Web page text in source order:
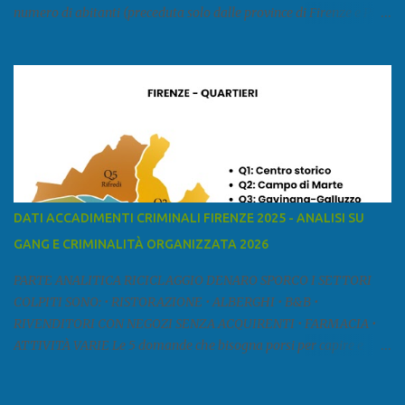
numero di abitanti (preceduta solo dalle province di Firenze e Pisa)
a est con le province di Pistoia e di Firenze, a sud con la provincia di
Lucca Ÿ la Versilia Ÿ la Media Valle del Serchio Ÿ la Garfagnana
Fonte: wikipedia Presenze mafiose e criminali (principali) Le
presenze mafiose in provincia sono assai rilevanti. Si segnala che
nella relazione del 2001 della Commissione parlamentare
Livorno e Lucca agiscono i clan dei Fedele...” Dalla ricerc...
DATI ACCADIMENTI CRIMINALI FIRENZE 2025 - ANALISI SU
GANG E CRIMINALITÀ ORGANIZZATA 2026
PARTE ANALITICA RICICLAGGIO DENARO SPORCO I SETTORI
COLPITI SONO: • RISTORAZIONE • ALBERGHI • B&B •
RIVENDITORI CON NEGOZI SENZA ACQUIRENTI • FARMACIA •
ATTIVITÀ VARIE Le 5 domande che bisogna porsi per capire e